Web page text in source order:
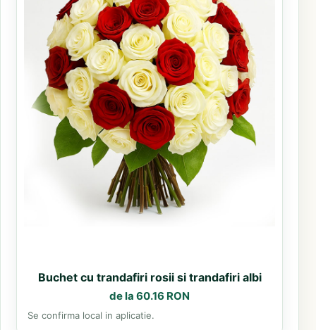
Buchet cu trandafiri rosii si trandafiri albi
de la 60.16 RON
Se confirma local in aplicatie.